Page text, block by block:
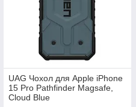
UAG Чохол для Apple iPhone
15 Pro Pathfinder Magsafe,
Cloud Blue